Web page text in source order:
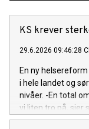
KS krever
29.6.2026 09:46:28
En ny
i hele landet og
nivåer. -En total
vi liten tro på, sier